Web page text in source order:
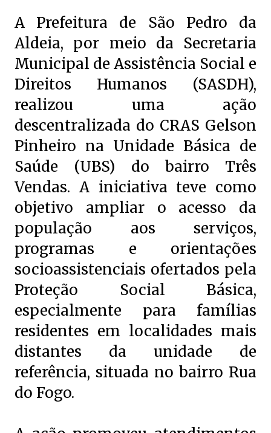
A Prefeitura de São Pedro da
Aldeia, por meio da Secretaria
Municipal de Assistência Social e
Direitos Humanos (SASDH),
realizou uma ação
descentralizada do CRAS Gelson
Pinheiro na Unidade Básica de
Saúde (UBS) do bairro Três
Vendas. A iniciativa teve como
objetivo ampliar o acesso da
população aos serviços,
programas e orientações
socioassistenciais ofertados pela
Proteção Social Básica,
especialmente para famílias
residentes em localidades mais
distantes da unidade de
referência, situada no bairro Rua
do Fogo.